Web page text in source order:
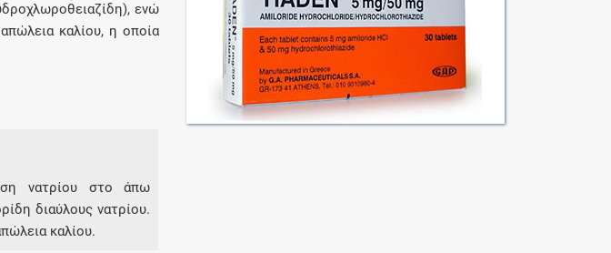
ενώ
καλίου, η οποία
νατρίου στο άπω
διαύλους νατρίου.
καλίου.